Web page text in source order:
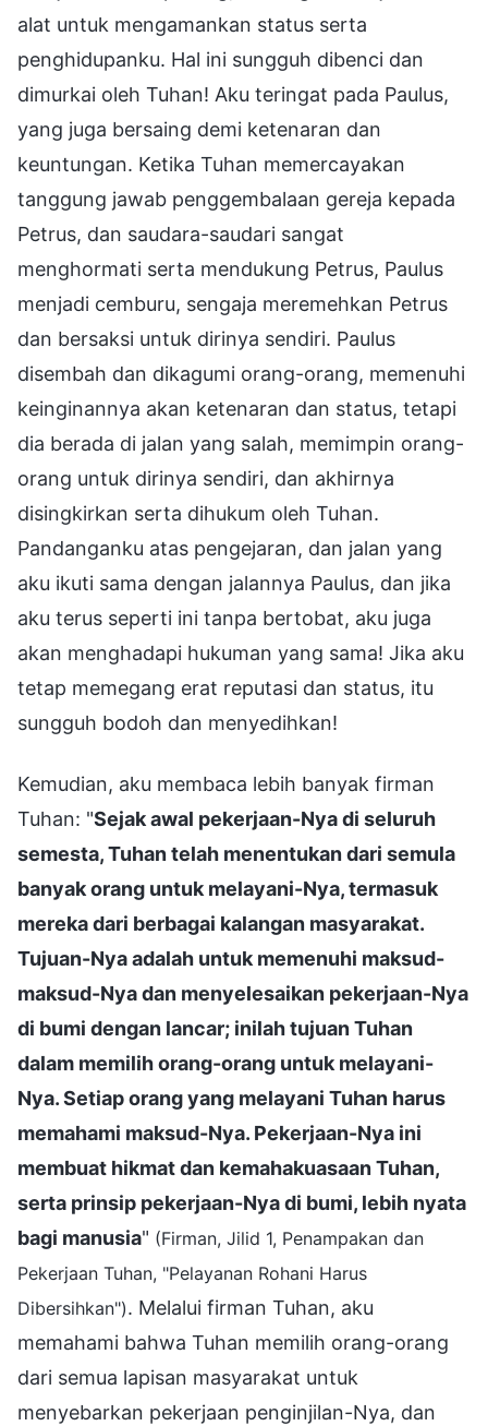
alat untuk mengamankan status serta
penghidupanku. Hal ini sungguh dibenci dan
dimurkai oleh Tuhan! Aku teringat pada Paulus,
yang juga bersaing demi ketenaran dan
keuntungan. Ketika Tuhan memercayakan
tanggung jawab penggembalaan gereja kepada
Petrus, dan saudara-saudari sangat
menghormati serta mendukung Petrus, Paulus
menjadi cemburu, sengaja meremehkan Petrus
dan bersaksi untuk dirinya sendiri. Paulus
disembah dan dikagumi orang-orang, memenuhi
keinginannya akan ketenaran dan status, tetapi
dia berada di jalan yang salah, memimpin orang-
orang untuk dirinya sendiri, dan akhirnya
disingkirkan serta dihukum oleh Tuhan.
Pandanganku atas pengejaran, dan jalan yang
aku ikuti sama dengan jalannya Paulus, dan jika
aku terus seperti ini tanpa bertobat, aku juga
akan menghadapi hukuman yang sama! Jika aku
tetap memegang erat reputasi dan status, itu
sungguh bodoh dan menyedihkan!
Kemudian, aku membaca lebih banyak firman
Tuhan: "Sejak awal pekerjaan-Nya di seluruh
semesta, Tuhan telah menentukan dari semula
banyak orang untuk melayani-Nya, termasuk
mereka dari berbagai kalangan masyarakat.
Tujuan-Nya adalah untuk memenuhi maksud-
maksud-Nya dan menyelesaikan pekerjaan-Nya
di bumi dengan lancar; inilah tujuan Tuhan
dalam memilih orang-orang untuk melayani-
Nya. Setiap orang yang melayani Tuhan harus
memahami maksud-Nya. Pekerjaan-Nya ini
membuat hikmat dan kemahakuasaan Tuhan,
serta prinsip pekerjaan-Nya di bumi, lebih nyata
bagi manusia" (Firman, Jilid 1, Penampakan dan
Pekerjaan Tuhan, "Pelayanan Rohani Harus
Dibersihkan"). Melalui firman Tuhan, aku
memahami bahwa Tuhan memilih orang-orang
dari semua lapisan masyarakat untuk
menyebarkan pekerjaan penginjilan-Nya, dan